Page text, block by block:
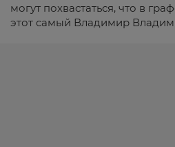
могут похвастаться, что в
этот самый Владимир